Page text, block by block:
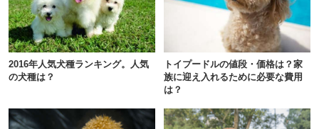
2016年人気犬種ランキング。人気
の犬種は？
トイプードルの値段・価格は？家
族に迎え入れるために必要な費用
は？